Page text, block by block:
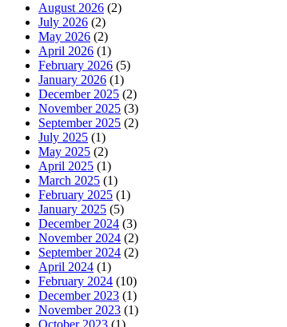
August 2026 (2)
July 2026 (2)
May 2026 (2)
April 2026 (1)
February 2026 (5)
January 2026 (1)
December 2025 (2)
November 2025 (3)
September 2025 (2)
July 2025 (1)
May 2025 (2)
April 2025 (1)
March 2025 (1)
February 2025 (1)
January 2025 (5)
December 2024 (3)
November 2024 (2)
September 2024 (2)
April 2024 (1)
February 2024 (10)
December 2023 (1)
November 2023 (1)
October 2023 (1)